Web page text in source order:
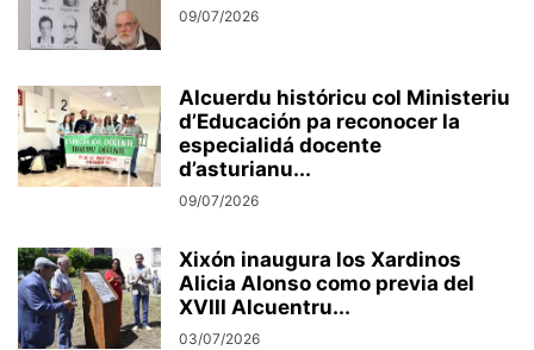
09/07/2026
Alcuerdu históricu col Ministeriu
d’Educación pa reconocer la
especialidá docente
d’asturianu...
09/07/2026
Xixón inaugura los Xardinos
Alicia Alonso como previa del
XVIII Alcuentru...
03/07/2026